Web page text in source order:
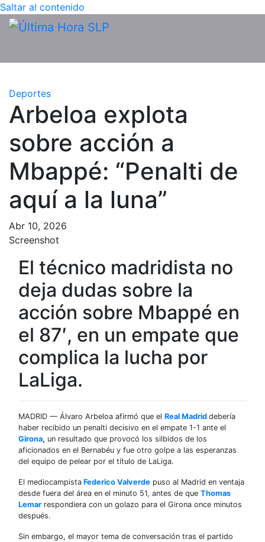
Saltar al contenido
Deportes
Arbeloa explota
sobre acción a
Mbappé: “Penalti de
aquí a la luna”
Abr 10, 2026
Screenshot
El técnico madridista no
deja dudas sobre la
acción sobre Mbappé en
el 87′, en un empate que
complica la lucha por
LaLiga.
MADRID — Álvaro Arbeloa afirmó que el Real Madrid debería
haber recibido un penalti decisivo en el empate 1-1 ante el
Girona, un resultado que provocó los silbidos de los
aficionados en el Bernabéu y fue otro golpe a las esperanzas
del equipo de pelear por el título de LaLiga.
El mediocampista Federico Valverde puso al Madrid en ventaja
desde fuera del área en el minuto 51, antes de que Thomas
Lemar respondiera con un golazo para el Girona once minutos
después.
Sin embargo, el mayor tema de conversación tras el partido